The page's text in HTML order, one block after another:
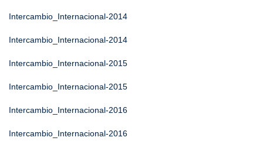
Intercambio_Internacional-2014
Intercambio_Internacional-2014
Intercambio_Internacional-2015
Intercambio_Internacional-2015
Intercambio_Internacional-2016
Intercambio_Internacional-2016